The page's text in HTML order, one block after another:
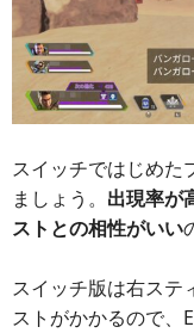
スイッチではじめた
ましょう。 出現率が
ストとの相性がいい
スイッチ版は右ステ
ストがかかるので、